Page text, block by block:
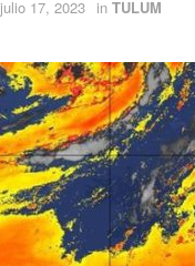
julio 17, 2023 in TULUM